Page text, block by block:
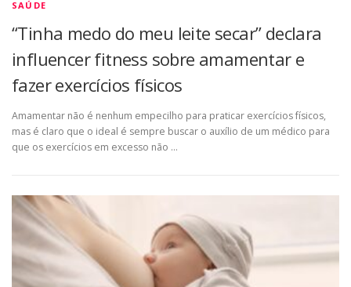
SAÚDE
“Tinha medo do meu leite secar” declara
influencer fitness sobre amamentar e
fazer exercícios físicos
Amamentar não é nenhum empecilho para praticar exercícios físicos,
mas é claro que o ideal é sempre buscar o auxílio de um médico para
que os exercícios em excesso não …